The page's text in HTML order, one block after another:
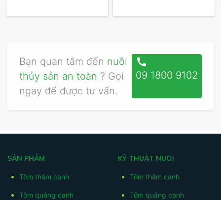
Bạn quan tâm đến nuôi
thủy sản an toàn ? Gọi
ngay để được tư vấn.
call
09 1800 9102
SẢN PHẨM
Tôm thâm canh
Tôm quảng canh
KỸ THUẬT NUÔI
Tôm thâm canh
Tôm quảng canh